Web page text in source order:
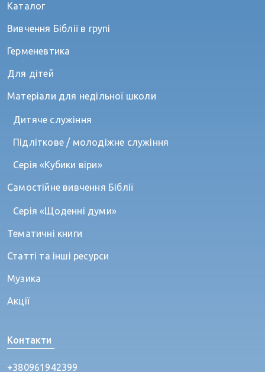
Каталог
Вивчення Біблії в групі
Герменевтика
Для дітей
Матеріали для недільної школи
Дитяче служіння
Підліткове / молодіжне служіння
Серія «Кубики віри»
Самостійне вивчення Біблії
Серія «Щоденні думи»
Тематичні книги
Статті та інші ресурси
Музика
Акції
Контакти
+380961942399